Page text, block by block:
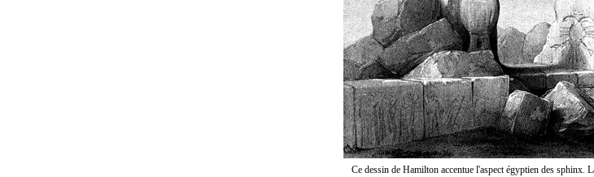
Ce dessin de Hamilton accentue l'aspect égyptien des sphinx.